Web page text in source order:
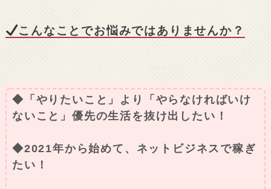
こんなことでお悩みではありませんか？
◆「やりたいこと」より「やらなければいけ
ないこと」優先の生活を抜け出したい！
◆2021年から始めて、ネットビジネスで稼ぎ
たい！